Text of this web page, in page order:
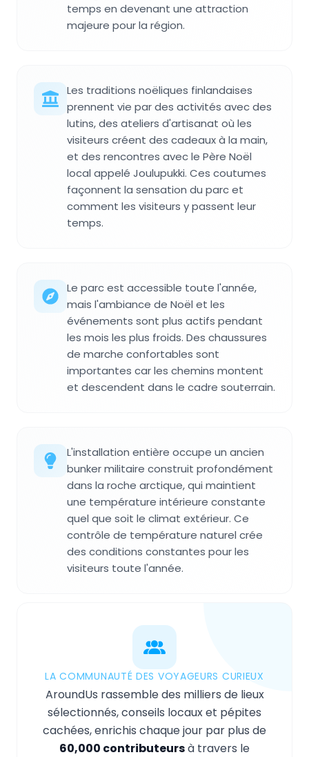
temps en devenant une attraction
majeure pour la région.
Les traditions noëliques finlandaises
prennent vie par des activités avec des
lutins, des ateliers d'artisanat où les
visiteurs créent des cadeaux à la main,
et des rencontres avec le Père Noël
local appelé Joulupukki. Ces coutumes
façonnent la sensation du parc et
comment les visiteurs y passent leur
temps.
Le parc est accessible toute l'année,
mais l'ambiance de Noël et les
événements sont plus actifs pendant
les mois les plus froids. Des chaussures
de marche confortables sont
importantes car les chemins montent
et descendent dans le cadre souterrain.
L'installation entière occupe un ancien
bunker militaire construit profondément
dans la roche arctique, qui maintient
une température intérieure constante
quel que soit le climat extérieur. Ce
contrôle de température naturel crée
des conditions constantes pour les
visiteurs toute l'année.
LA COMMUNAUTÉ DES VOYAGEURS CURIEUX
AroundUs rassemble des milliers de lieux
sélectionnés, conseils locaux et pépites
cachées, enrichis chaque jour par plus de
60,000 contributeursà travers le